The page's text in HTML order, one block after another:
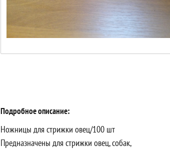
Подробное описание:
Ножницы для стрижки овец/100 шт
Предназначены для стрижки овец, собак,